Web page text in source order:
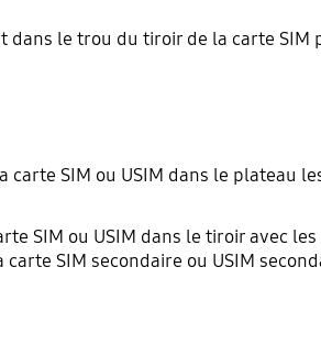
le trou du tiroir de la carte
carte SIM ou USIM dans le plateau
SIM ou USIM dans le tiroir avec
SIM secondaire ou USIM